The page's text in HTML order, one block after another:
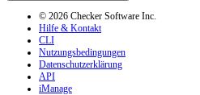
© 2026 Checker Software Inc.
Hilfe & Kontakt
CLI
Nutzungsbedingungen
Datenschutzerklärung
API
iManage